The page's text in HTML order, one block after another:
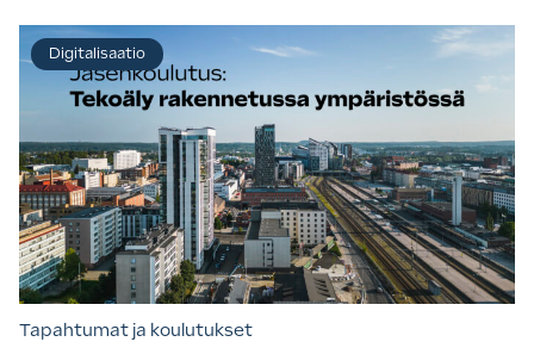
Tapahtumat ja koulutukset
Digitalisaatio